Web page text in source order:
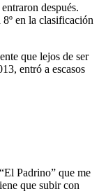
después.
en la clasificación
que lejos de ser
entró a escasos
Padrino” que me
que subir con